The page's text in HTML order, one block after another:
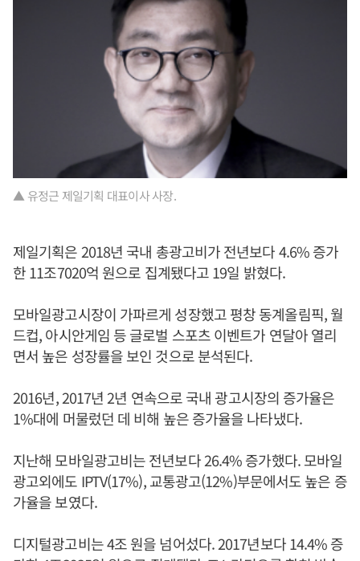
▲ 유정근 제일기획 대표이사 사장.
제일기획은 2018년 국내 총광고비가 전년보다 4.6% 증가
한 11조7020억 원으로 집계됐다고 19일 밝혔다.
모바일광고시장이 가파르게 성장했고 평창 동계올림픽, 월
드컵, 아시안게임 등 글로벌 스포츠 이벤트가 연달아 열리
면서 높은 성장률을 보인 것으로 분석된다.
2016년, 2017년 2년 연속으로 국내 광고시장의 증가율은
1%대에 머물렀던 데 비해 높은 증가율을 나타냈다.
지난해 모바일광고비는 전년보다 26.4% 증가했다. 모바일
광고외에도 IPTV(17%), 교통광고(12%)부문에서도 높은 증
가율을 보였다.
디지털광고비는 4조 원을 넘어섰다. 2017년보다 14.4% 증